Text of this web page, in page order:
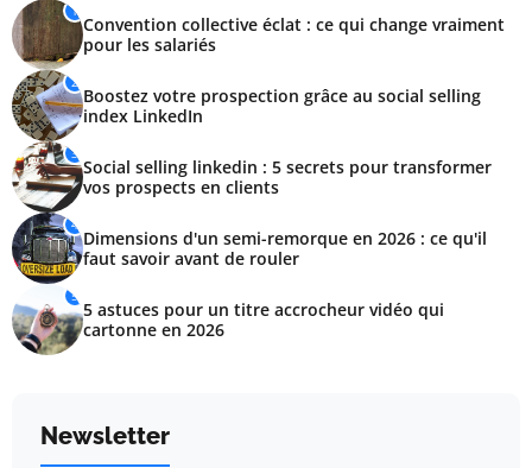
1
Convention collective éclat : ce qui change vraiment
pour les salariés
2
Boostez votre prospection grâce au social selling
index LinkedIn
3
Social selling linkedin : 5 secrets pour transformer
vos prospects en clients
4
Dimensions d'un semi-remorque en 2026 : ce qu'il
faut savoir avant de rouler
5
5 astuces pour un titre accrocheur vidéo qui
cartonne en 2026
Newsletter